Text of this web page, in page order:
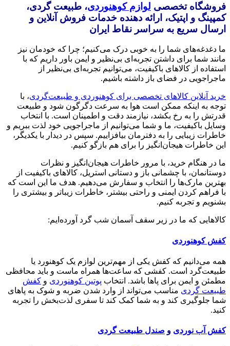
فروشگاه تخصصی لوازم کوهنوردی، طبیعت گردی،
کمپینگ و اپتیک، ارائه دهنده خدمات فروش آنلاین و
ارسال سریع به سراسر نقاط ایران
ما دغدغه‌های شما را به خوبی درک می‌کنیم؛ چرا که خودمان نیز
مانند شما برای داشتن تجربه‌ای بی‌نظیر و ایمن باور داریم که با
استفاده از کالاهای باکیفیت، می‌توانیم تجربه‌ای بی‌نظیر از
ماجراجویی در فضای باز داشته باشیم.
خرید آنلاین کالاهای تخصصی برای کوهنوردی و طبیعت‌گردی، با
توجه به اینکه ممکن است هوا به سرعت دگرگون شود و طبیعت
قدرتش را به رخ بکشد، نیازمند دقت و اطمینان است. با انتخاب
وسایل باکیفیت، ما و شما می‌توانیم از ماجراجویی خود لذت ببریم و
خاطرات زیبایی را به دفترمان بیافزاییم. سپس در دیدار با یکدیگر،
این خاطرات هیجان‌انگیز را برای هم بازگو کنیم.
ما در هنگام خرید، با مرور خاطرات هیجان‌انگیز و نظرات
دوستانمان، با چشمانی باز و دستانی استریل، کالاهای باکیفیت از
بهترین مارک‌ها را انتخاب و سفارش می‌دهیم. هدف ما این است که
با فراهم کردن ایمنی و راحتی بیشتر، خاطرات زیباتر و بیشتری را
بشنویم و تجربه کنیم.
کالاهایی که ما در زیر سقف آسمان شب گرد آورده‌ایم:
کفش کوهنوردی
همه می‌دانیم که کفش یکی از مهم‌ترین لوازم یک کوهنورد یا
طبیعت‌گرد است. کفشی که ساعت‌ها همراه ماست و باید محافظی
مطمئن و ایمن برای پاها باشد. انتخاب پوتین کوهنوردی و کفش
طبیعت گردی مناسب می‌تواند از وارد شدن ضربه و شوک به پاهای
شما جلوگیری کند و به شما کمک کند تا سفری لذت‌بخش را تجربه
کنید.
کفش آب نوردی و صندل طبیعت گردی